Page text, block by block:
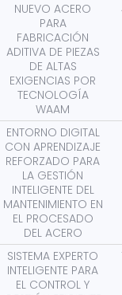
NUEVO ACERO
PARA
FABRICACIÓN
ADITIVA DE PIEZAS
DE ALTAS
EXIGENCIAS POR
TECNOLOGÍA
WAAM
ENTORNO DIGITAL
CON APRENDIZAJE
REFORZADO PARA
LA GESTIÓN
INTELIGENTE DEL
MANTENIMIENTO EN
EL PROCESADO
DEL ACERO
SISTEMA EXPERTO
INTELIGENTE PARA
EL CONTROL Y